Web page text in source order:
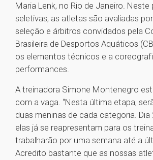
Maria Lenk, no Rio de Janeiro. Neste
seletivas, as atletas são avaliadas
seleção e árbitros convidados pela
Brasileira de Desportos Aquáticos
os elementos técnicos e a
performances.
A treinadora Simone Montenegro
com a vaga. “Nesta última etapa,
duas meninas de cada categoria. Dia
elas já se reapresentam para os
trabalharão por uma semana até a
Acredito bastante que as nossas